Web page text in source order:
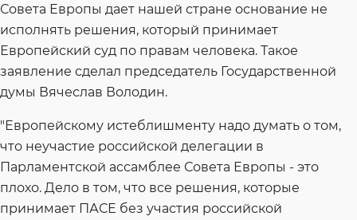
Совета Европы дает нашей стране основание не
исполнять решения, который принимает
Европейский суд по правам человека. Такое
заявление сделал председатель Государственной
думы Вячеслав Володин.
"Европейскому истеблишменту надо думать о том,
что неучастие российской делегации в
Парламентской ассамблее Совета Европы - это
плохо. Дело в том, что все решения, которые
принимает ПАСЕ без участия российской